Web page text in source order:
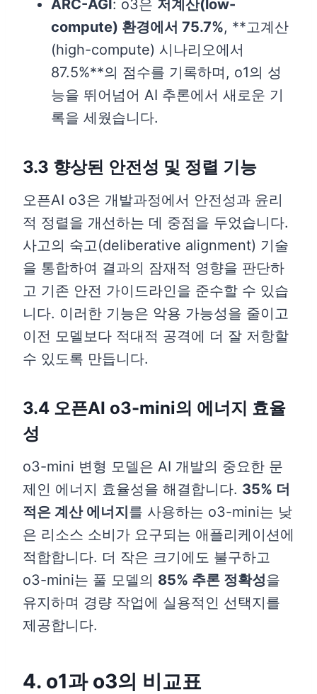
ARC-AGI : o3은 저계산(low-
compute) 환경에서 75.7%, **고계산
(high-compute) 시나리오에서
87.5%**의 점수를 기록하며, o1의 성
능을 뛰어넘어 AI 추론에서 새로운 기
록을 세웠습니다.
3.3 향상된 안전성 및 정렬 기능
오픈AI o3은 개발과정에서 안전성과 윤리
적 정렬을 개선하는 데 중점을 두었습니다.
사고의 숙고(deliberative alignment) 기술
을 통합하여 결과의 잠재적 영향을 판단하
고 기존 안전 가이드라인을 준수할 수 있습
니다. 이러한 기능은 악용 가능성을 줄이고
이전 모델보다 적대적 공격에 더 잘 저항할
수 있도록 만듭니다.
3.4 오픈AI o3-mini의 에너지 효율
성
o3-mini 변형 모델은 AI 개발의 중요한 문
제인 에너지 효율성을 해결합니다. 35% 더
적은 계산 에너지를 사용하는 o3-mini는 낮
은 리소스 소비가 요구되는 애플리케이션에
적합합니다. 더 작은 크기에도 불구하고
o3-mini는 풀 모델의 85% 추론 정확성을
유지하며 경량 작업에 실용적인 선택지를
제공합니다.
4. o1과 o3의 비교표